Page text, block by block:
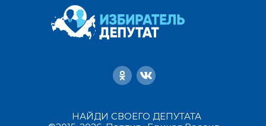
НАЙДИ СВОЕГО ДЕПУТАТА